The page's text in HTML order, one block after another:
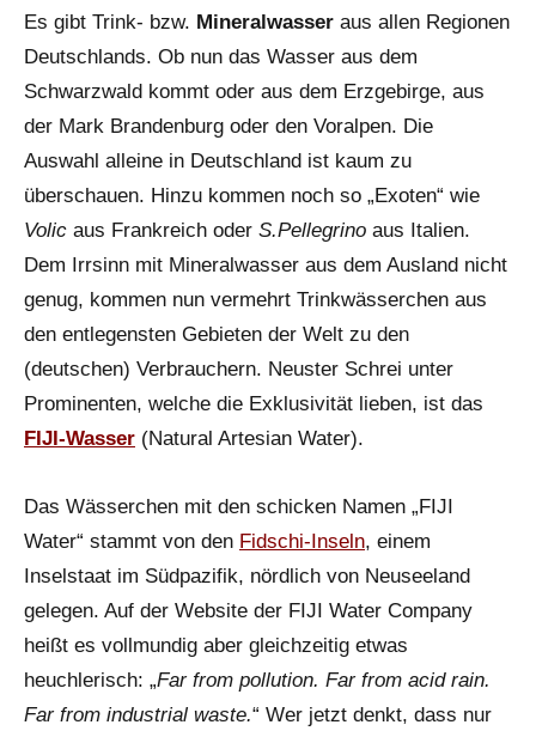
Es gibt Trink- bzw. Mineralwasser aus allen Regionen
Deutschlands. Ob nun das Wasser aus dem
Schwarzwald kommt oder aus dem Erzgebirge, aus
der Mark Brandenburg oder den Voralpen. Die
Auswahl alleine in Deutschland ist kaum zu
überschauen. Hinzu kommen noch so „Exoten“ wie
Volic aus Frankreich oder S.Pellegrino aus Italien.
Dem Irrsinn mit Mineralwasser aus dem Ausland nicht
genug, kommen nun vermehrt Trinkwässerchen aus
den entlegensten Gebieten der Welt zu den
(deutschen) Verbrauchern. Neuster Schrei unter
Prominenten, welche die Exklusivität lieben, ist das
FIJI-Wasser (Natural Artesian Water).
Das Wässerchen mit den schicken Namen „FIJI
Water“ stammt von den Fidschi-Inseln, einem
Inselstaat im Südpazifik, nördlich von Neuseeland
gelegen. Auf der Website der FIJI Water Company
heißt es vollmundig aber gleichzeitig etwas
heuchlerisch: „Far from pollution. Far from acid rain.
Far from industrial waste.“ Wer jetzt denkt, dass nur